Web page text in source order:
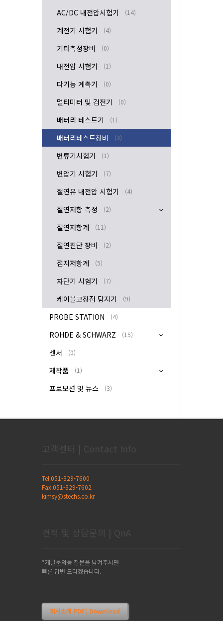
AC/DC 내전압시험기 (14)
계전기 시험기 (4)
기타측정장비 (0)
내전압 시험기 (1)
다기능 계측기 (0)
멀티미터 및 검전기 (0)
배터리 테스트기 (1)
배터리테스트장비 (3)
변류기시험기 (1)
변압기 시험기 (7)
절연유 내전압 시험기 (4)
절연저항 측정 (2)
절연저항계 (11)
절연진단 장비 (2)
접지저항계 (5)
차단기 시험기 (7)
케이블고장점 탐지기 (9)
PROBE STATION (4)
ROHDE & SCHWARZ (15)
센서 (0)
제작품 (1)
프로모션 및 뉴스 (3)
고객센터 | Contact Info
Tel.051-329-7600
Fax.051-329-7602
kimsy@stechs.co.kr
견적 및 상담문의 | QnA
*개발문의등 질문을 남겨주시면
빠른 답변 드리겠습니다.
회사소개 PDF | Download